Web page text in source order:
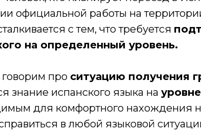
официальной работы на
с тем, что требуется
на определенный уровень.
про ситуацию получения
знание испанского языка на
для комфортного нахождения
в любой языковой